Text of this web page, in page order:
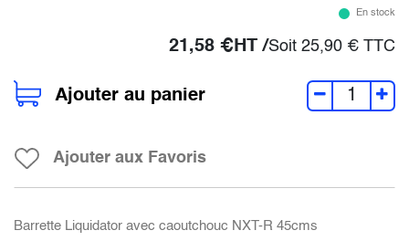
En stock
21,58 €HT /Soit 25,90 € TTC
Ajouter au panier
Ajouter aux Favoris
Barrette Liquidator avec caoutchouc NXT-R 45cms